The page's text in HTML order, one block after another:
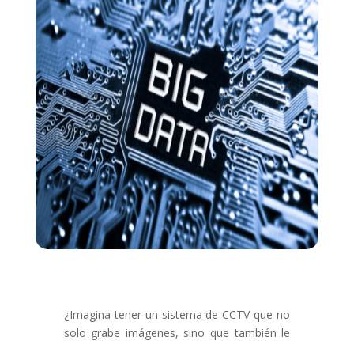
¿Imagina tener un sistema de CCTV que no
solo grabe imágenes, sino que también le